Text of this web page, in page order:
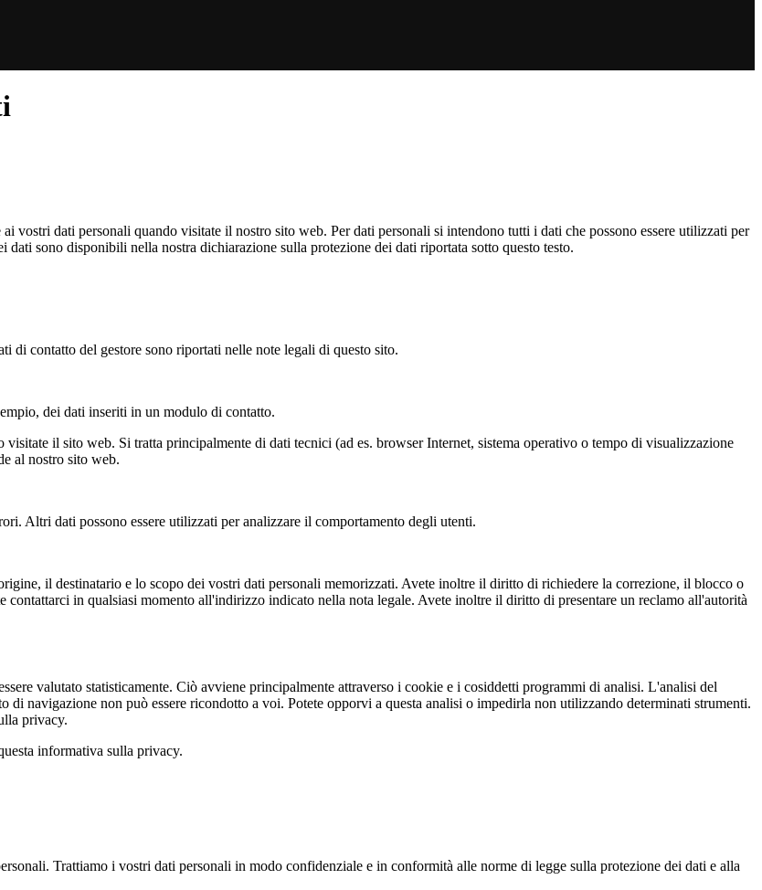
vostri dati personali quando visitate il nostro sito web. Per dati personali si intendono tutti i dati che possono essere utilizzati per
sono disponibili nella nostra dichiarazione sulla protezione dei dati riportata sotto questo testo.
di contatto del gestore sono riportati nelle note legali di questo sito.
dei dati inseriti in un modulo di contatto.
il sito web. Si tratta principalmente di dati tecnici (ad es. browser Internet, sistema operativo o tempo di visualizzazione
al nostro sito web.
Altri dati possono essere utilizzati per analizzare il comportamento degli utenti.
il destinatario e lo scopo dei vostri dati personali memorizzati. Avete inoltre il diritto di richiedere la correzione, il blocco o
in qualsiasi momento all'indirizzo indicato nella nota legale. Avete inoltre il diritto di presentare un reclamo all'autorità
valutato statisticamente. Ciò avviene principalmente attraverso i cookie e i cosiddetti programmi di analisi. L'analisi del
navigazione non può essere ricondotto a voi. Potete opporvi a questa analisi o impedirla non utilizzando determinati strumenti.
privacy.
informativa sulla privacy.
Trattiamo i vostri dati personali in modo confidenziale e in conformità alle norme di legge sulla protezione dei dati e alla